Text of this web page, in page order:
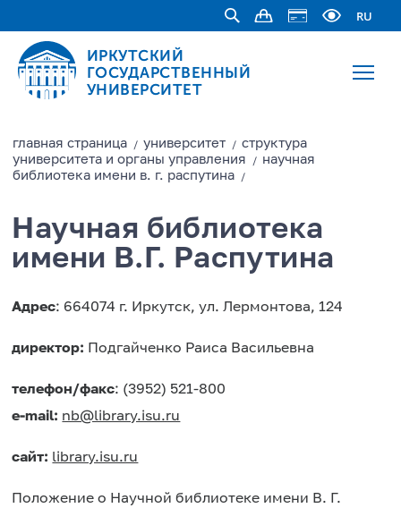
RU
ИРКУТСКИЙ
ГОСУДАРСТВЕННЫЙ
УНИВЕРСИТЕТ
главная страницa /университет /структура
университета и органы управления
/ научная
библиотека имени в. г. распутина
/
Научная библиотека
имени В.Г. Распутина
Адрес: 664074 г. Иркутск, ул. Лермонтова, 124
директор: Подгайченко Раиса Васильевна
телефон/факс: (3952) 521-800
e-mail: nb@library.isu.ru
cайт: library.isu.ru
Положение о Научной библиотеке имени В. Г.